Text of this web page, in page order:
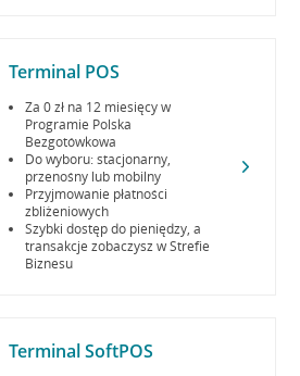
Terminal POS
Za 0 zł na 12 miesięcy w
Programie Polska
Bezgotówkowa
Do wyboru: stacjonarny,
przenośny lub mobilny
Przyjmowanie płatności
zbliżeniowych
Szybki dostęp do pieniędzy, a
transakcje zobaczysz w Strefie
Biznesu
Terminal SoftPOS